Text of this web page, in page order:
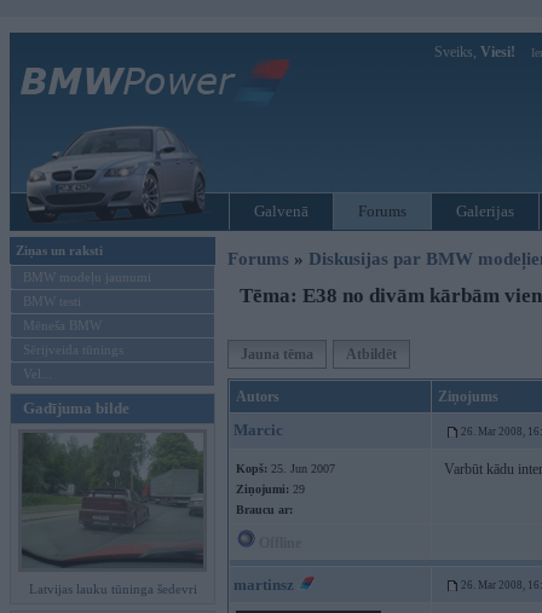
Sveiks, Viesi!
Galvenā Forums Galerijas
Ziņas un raksti
BMW modeļu jaunumi
BMW testi
Mēneša BMW
Sērijveida tūnings
Vel...
Gadījuma bilde
Latvijas lauku tūninga šedevri
Forums » Diskusijas par BMW
Tēma: E38 no divām kārbām
Jauna tēma Atbildēt
Autors Ziņojums
Marcic 26. Mar 2008,
Kopš: 25. Jun 2007
Ziņojumi: 29
Braucu ar:
Varbūt kādu
martinsz 26. Mar 2008,